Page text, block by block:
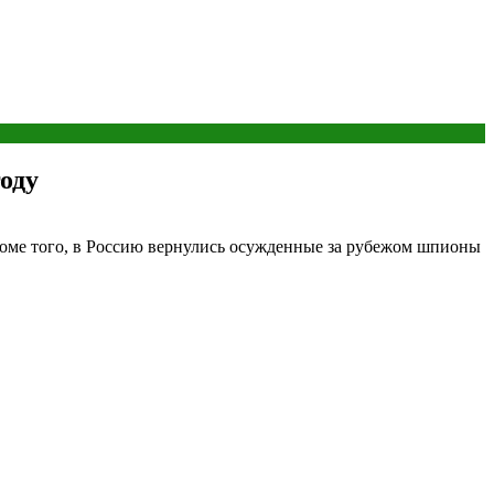
того, в Россию вернулись осужденные за рубежом шпионы